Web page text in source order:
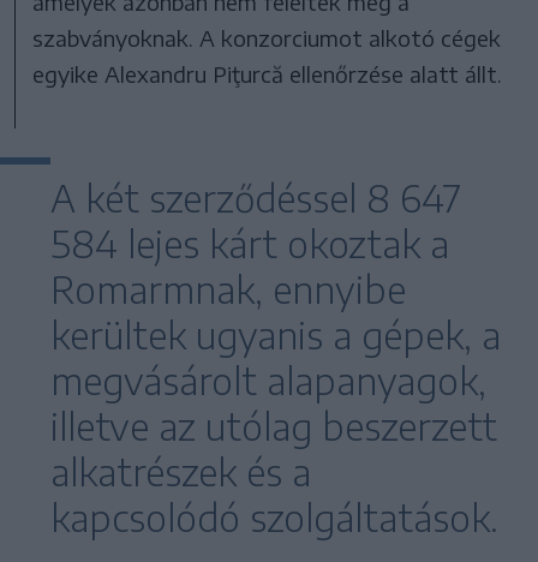
szabványoknak. A konzorciumot alkotó cégek
egyike Alexandru Piţurcă ellenőrzése alatt állt.
A két szerződéssel 8 647
584 lejes kárt okoztak a
Romarmnak, ennyibe
kerültek ugyanis a gépek, a
megvásárolt alapanyagok,
illetve az utólag beszerzett
alkatrészek és a
kapcsolódó szolgáltatások.